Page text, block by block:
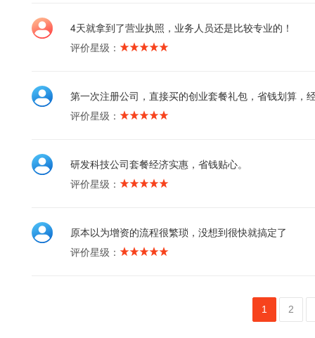
4天就拿到了营业执照，业务人员还是比较专业的！
评价星级：
第一次注册公司，直接买的创业套餐礼包，省钱划算，
评价星级：
研发科技公司套餐经济实惠，省钱贴心。
评价星级：
原本以为增资的流程很繁琐，没想到很快就搞定了
评价星级：
1 2